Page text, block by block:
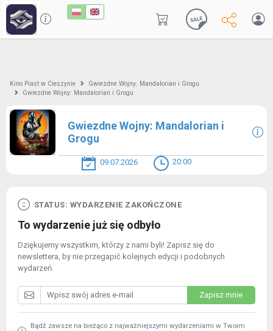
Kino Piast w Cieszynie
Gwiezdne Wojny: Mandalorian i Grogu
Gwiezdne Wojny: Mandalorian i Grogu
Gwiezdne Wojny: Mandalorian i
Grogu
09.07.2026 20:00
STATUS: WYDARZENIE ZAKOŃCZONE
To wydarzenie już się odbyło
Dziękujemy wszystkim, którzy z nami byli! Zapisz się do
newslettera, by nie przegapić kolejnych edycji i podobnych
wydarzeń.
Zapisz mnie
Bądź zawsze na bieżąco z najważniejszymi wydarzeniami w Twoim